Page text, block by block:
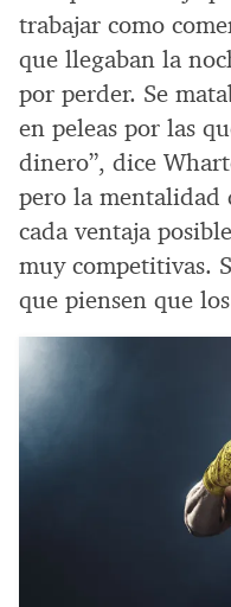
trabajar como
que llegaban la
por perder. Se
en peleas por las
dinero”, dice
pero la mentalidad
cada ventaja
muy competitivas.
que piensen que